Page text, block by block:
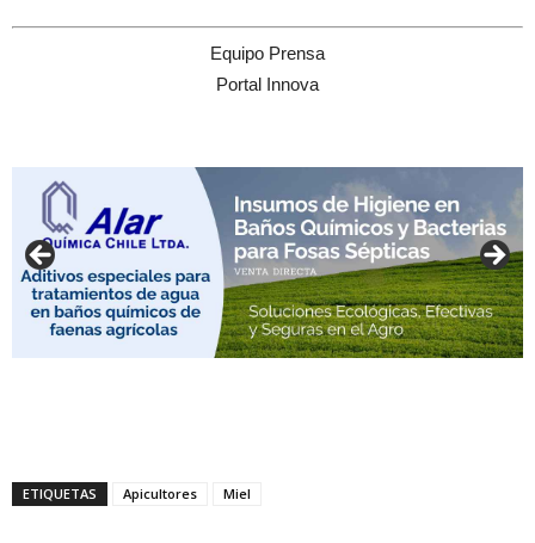
Equipo Prensa
Portal Innova
ETIQUETAS Apicultores Miel